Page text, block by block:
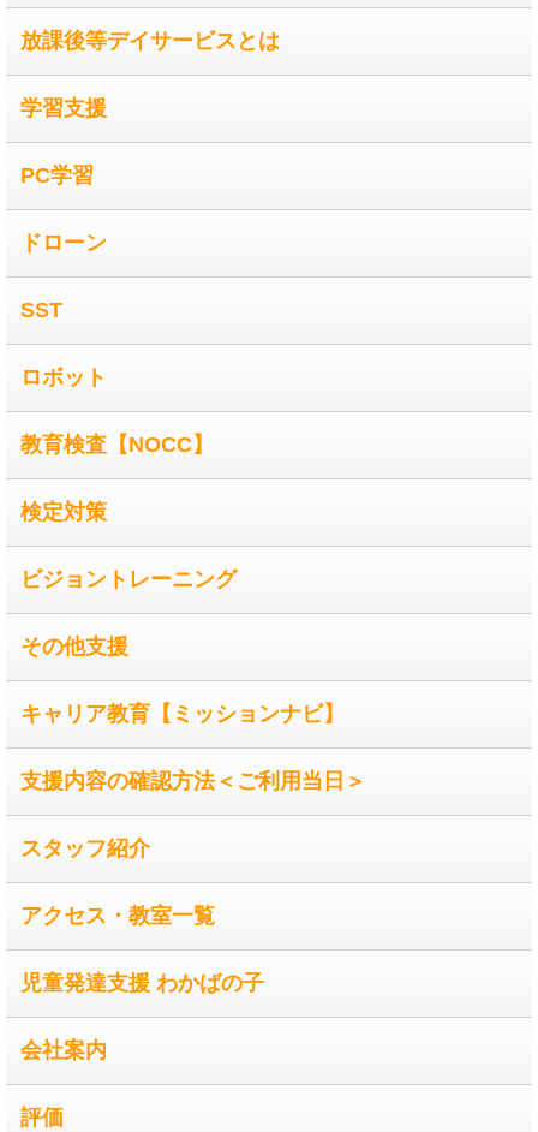
放課後等デイサービスとは
学習支援
PC学習
ドローン
SST
ロボット
教育検査【NOCC】
検定対策
ビジョントレーニング
その他支援
キャリア教育【ミッションナビ】
支援内容の確認方法＜ご利用当日＞
スタッフ紹介
アクセス・教室一覧
児童発達支援 わかばの子
会社案内
評価